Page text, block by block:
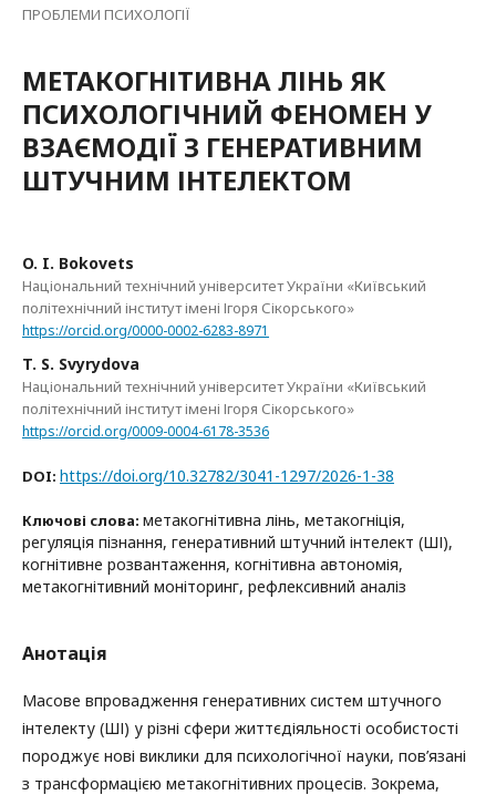
ПРОБЛЕМИ ПСИХОЛОГІЇ
МЕТАКОГНІТИВНА ЛІНЬ ЯК
ПСИХОЛОГІЧНИЙ ФЕНОМЕН У
ВЗАЄМОДІЇ З ГЕНЕРАТИВНИМ
ШТУЧНИМ ІНТЕЛЕКТОМ
O. I. Bokovets
Національний технічний університет України «Київський
політехнічний інститут імені Ігоря Сікорського»
https://orcid.org/0000-0002-6283-8971
T. S. Svyrydova
Національний технічний університет України «Київський
політехнічний інститут імені Ігоря Сікорського»
https://orcid.org/0009-0004-6178-3536
DOI: https://doi.org/10.32782/3041-1297/2026-1-38
Ключові слова: метакогнітивна лінь, метакогніція,
регуляція пізнання, генеративний штучний інтелект (ШІ),
когнітивне розвантаження, когнітивна автономія,
метакогнітивний моніторинг, рефлексивний аналіз
Анотація
Масове впровадження генеративних систем штучного
інтелекту (ШІ) у різні сфери життєдіяльності особистості
породжує нові виклики для психологічної науки, пов’язані
з трансформацією метакогнітивних процесів. Зокрема,